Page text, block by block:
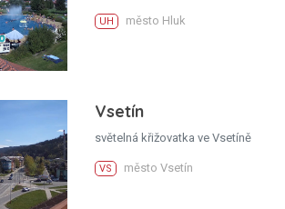
UH město Hluk
Vsetín
světelná křižovatka ve Vsetíně
VS město Vsetín